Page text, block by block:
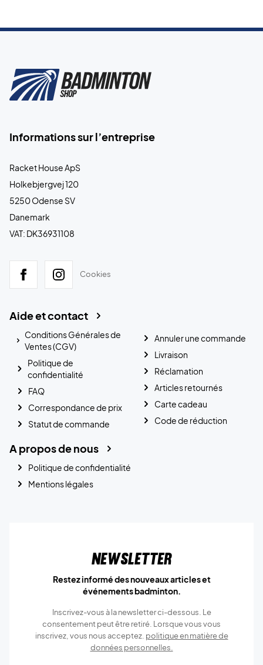
Informations sur l’entreprise
Racket House ApS
Holkebjergvej 120
5250 Odense SV
Danemark
VAT: DK36931108
Cookies
Aide et contact
Conditions Générales de
Ventes (CGV)
Politique de
confidentialité
FAQ
Correspondance de prix
Statut de commande
Annuler une commande
Livraison
Réclamation
Articles retournés
Carte cadeau
Code de réduction
A propos de nous
Politique de confidentialité
Mentions légales
Newsletter
Restez informé des nouveaux articles et
événements badminton.
Inscrivez-vous à la newsletter ci-dessous. Le
consentement peut être retiré. Lorsque vous vous
inscrivez, vous nous acceptez. politique en matière de
données personnelles.